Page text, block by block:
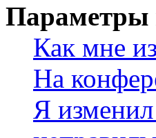
Параметры
Как мне
На
Я изменил